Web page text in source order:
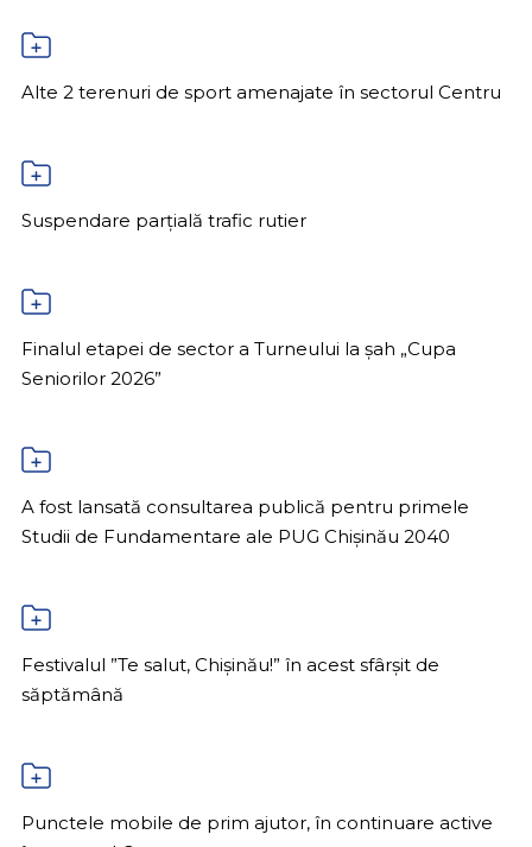
Alte 2 terenuri de sport amenajate în sectorul Centru
Suspendare parțială trafic rutier
Finalul etapei de sector a Turneului la șah „Cupa
Seniorilor 2026”
A fost lansată consultarea publică pentru primele
Studii de Fundamentare ale PUG Chișinău 2040
Festivalul ”Te salut, Chișinău!” în acest sfârșit de
săptămână
Punctele mobile de prim ajutor, în continuare active